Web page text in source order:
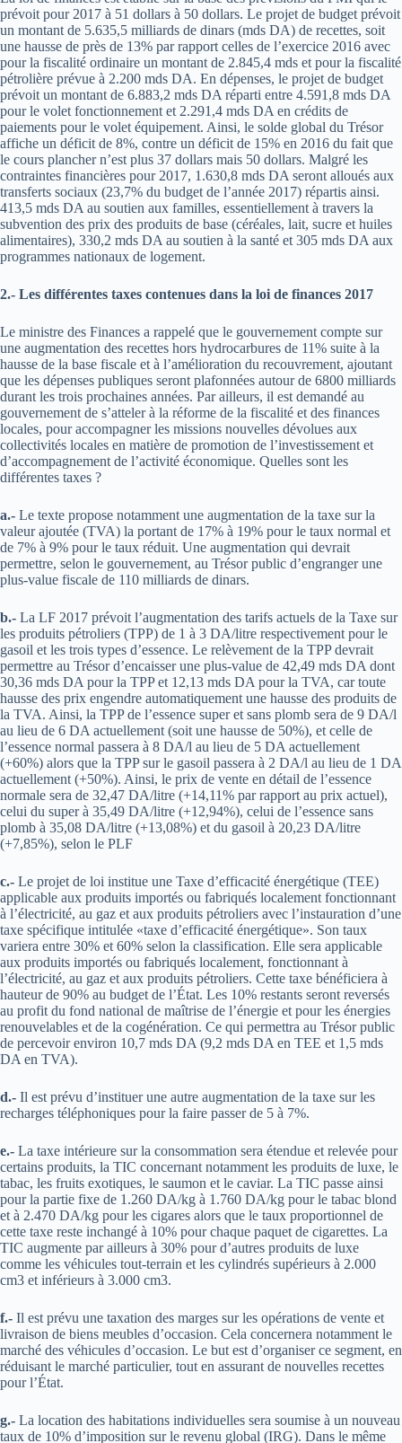
prévoit pour 2017 à 51 dollars à 50 dollars. Le projet de budget prévoit
un montant de 5.635,5 milliards de dinars (mds DA) de recettes, soit
une hausse de près de 13% par rapport celles de l’exercice 2016 avec
pour la fiscalité ordinaire un montant de 2.845,4 mds et pour la fiscalité
pétrolière prévue à 2.200 mds DA. En dépenses, le projet de budget
prévoit un montant de 6.883,2 mds DA réparti entre 4.591,8 mds DA
pour le volet fonctionnement et 2.291,4 mds DA en crédits de
paiements pour le volet équipement. Ainsi, le solde global du Trésor
affiche un déficit de 8%, contre un déficit de 15% en 2016 du fait que
le cours plancher n’est plus 37 dollars mais 50 dollars. Malgré les
contraintes financières pour 2017, 1.630,8 mds DA seront alloués aux
transferts sociaux (23,7% du budget de l’année 2017) répartis ainsi.
413,5 mds DA au soutien aux familles, essentiellement à travers la
subvention des prix des produits de base (céréales, lait, sucre et huiles
alimentaires), 330,2 mds DA au soutien à la santé et 305 mds DA aux
programmes nationaux de logement.
2.- Les différentes taxes contenues dans la loi de finances 2017
Le ministre des Finances a rappelé que le gouvernement compte sur
une augmentation des recettes hors hydrocarbures de 11% suite à la
hausse de la base fiscale et à l’amélioration du recouvrement, ajoutant
que les dépenses publiques seront plafonnées autour de 6800 milliards
durant les trois prochaines années. Par ailleurs, il est demandé au
gouvernement de s’atteler à la réforme de la fiscalité et des finances
locales, pour accompagner les missions nouvelles dévolues aux
collectivités locales en matière de promotion de l’investissement et
d’accompagnement de l’activité économique. Quelles sont les
différentes taxes ?
a.- Le texte propose notamment une augmentation de la taxe sur la
valeur ajoutée (TVA) la portant de 17% à 19% pour le taux normal et
de 7% à 9% pour le taux réduit. Une augmentation qui devrait
permettre, selon le gouvernement, au Trésor public d’engranger une
plus-value fiscale de 110 milliards de dinars.
b.- La LF 2017 prévoit l’augmentation des tarifs actuels de la Taxe sur
les produits pétroliers (TPP) de 1 à 3 DA/litre respectivement pour le
gasoil et les trois types d’essence. Le relèvement de la TPP devrait
permettre au Trésor d’encaisser une plus-value de 42,49 mds DA dont
30,36 mds DA pour la TPP et 12,13 mds DA pour la TVA, car toute
hausse des prix engendre automatiquement une hausse des produits de
la TVA. Ainsi, la TPP de l’essence super et sans plomb sera de 9 DA/l
au lieu de 6 DA actuellement (soit une hausse de 50%), et celle de
l’essence normal passera à 8 DA/l au lieu de 5 DA actuellement
(+60%) alors que la TPP sur le gasoil passera à 2 DA/l au lieu de 1 DA
actuellement (+50%). Ainsi, le prix de vente en détail de l’essence
normale sera de 32,47 DA/litre (+14,11% par rapport au prix actuel),
celui du super à 35,49 DA/litre (+12,94%), celui de l’essence sans
plomb à 35,08 DA/litre (+13,08%) et du gasoil à 20,23 DA/litre
(+7,85%), selon le PLF
c.- Le projet de loi institue une Taxe d’efficacité énergétique (TEE)
applicable aux produits importés ou fabriqués localement fonctionnant
à l’électricité, au gaz et aux produits pétroliers avec l’instauration d’une
taxe spécifique intitulée «taxe d’efficacité énergétique». Son taux
variera entre 30% et 60% selon la classification. Elle sera applicable
aux produits importés ou fabriqués localement, fonctionnant à
l’électricité, au gaz et aux produits pétroliers. Cette taxe bénéficiera à
hauteur de 90% au budget de l’État. Les 10% restants seront reversés
au profit du fond national de maîtrise de l’énergie et pour les énergies
renouvelables et de la cogénération. Ce qui permettra au Trésor public
de percevoir environ 10,7 mds DA (9,2 mds DA en TEE et 1,5 mds
DA en TVA).
d.- Il est prévu d’instituer une autre augmentation de la taxe sur les
recharges téléphoniques pour la faire passer de 5 à 7%.
e.- La taxe intérieure sur la consommation sera étendue et relevée pour
certains produits, la TIC concernant notamment les produits de luxe, le
tabac, les fruits exotiques, le saumon et le caviar. La TIC passe ainsi
pour la partie fixe de 1.260 DA/kg à 1.760 DA/kg pour le tabac blond
et à 2.470 DA/kg pour les cigares alors que le taux proportionnel de
cette taxe reste inchangé à 10% pour chaque paquet de cigarettes. La
TIC augmente par ailleurs à 30% pour d’autres produits de luxe
comme les véhicules tout-terrain et les cylindrés supérieurs à 2.000
cm3 et inférieurs à 3.000 cm3.
f.- Il est prévu une taxation des marges sur les opérations de vente et
livraison de biens meubles d’occasion. Cela concernera notamment le
marché des véhicules d’occasion. Le but est d’organiser ce segment, en
réduisant le marché particulier, tout en assurant de nouvelles recettes
pour l’État.
g.- La location des habitations individuelles sera soumise à un nouveau
taux de 10% d’imposition sur le revenu global (IRG). Dans le même